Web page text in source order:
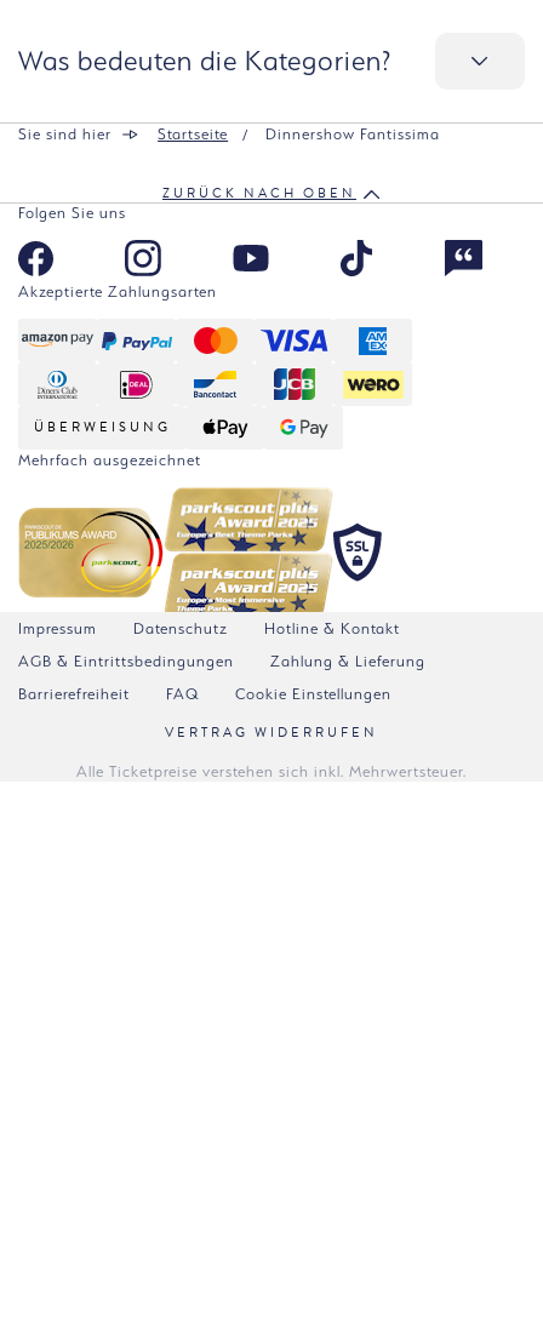
Was bedeuten die Kategorien?
Sie sind hier Startseite Dinnershow Fantissima
ZURÜCK NACH OBEN
Folgen Sie uns
Akzeptierte Zahlungsarten
ÜBERWEISUNG
Mehrfach ausgezeichnet
Impressum Datenschutz
Hotline & Kontakt
AGB & Eintrittsbedingungen
Zahlung & Lieferung
Barrierefreiheit
FAQ Cookie Einstellungen
VERTRAG WIDERRUFEN
Alle Ticketpreise verstehen sich inkl. Mehrwertsteuer.